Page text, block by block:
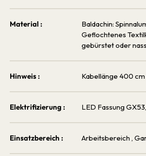
Material : Baldachin:
Geflochtenes
gebürstet oder
Hinweis : Kabellänge 400 cm
Elektrifizierung : LED Fassung
Einsatzbereich : Arbeitsbereich ,